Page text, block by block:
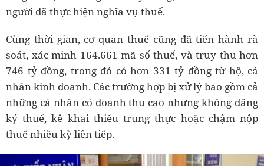
người đã thực hiện nghĩa vụ thuế.
Cùng thời gian, cơ quan thuế cũng đã tiến hành rà
soát, xác minh 164.661 mã số thuế, và truy thu hơn
746 tỷ đồng, trong đó có hơn 331 tỷ đồng từ hộ, cá
nhân kinh doanh. Các trường hợp bị xử lý bao gồm cả
những cá nhân có doanh thu cao nhưng không đăng
ký thuế, kê khai thiếu trung thực hoặc chậm nộp
thuế nhiều kỳ liên tiếp.